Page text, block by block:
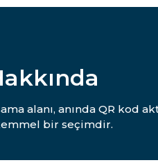
alanı, anında QR kod
bir seçimdir.